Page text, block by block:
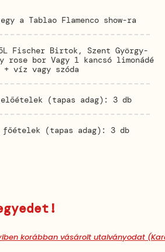
a Tablao Flamenco show-ra
Fischer Birtok, Szent György-
rose bor Vagy 1 kancsó limonádé
+ víz vagy szóda
előételek (tapas adag): 3 db
főételek (tapas adag): 3 db
korábban vásárolt utalványodat